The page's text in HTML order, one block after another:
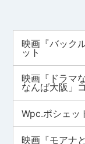
映画『バック
ット
映画『ドラマ
なんば大阪」
Wpc.ポシェッ
映画『モアナ